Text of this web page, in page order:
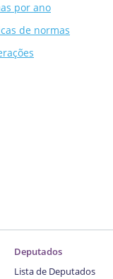
por ano
de normas
Deputados
Lista de Deputados